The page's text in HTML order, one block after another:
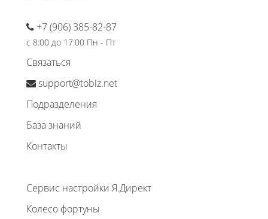
+7 (906) 385-82-87
с 8:00 до 17:00 Пн - Пт
Связаться
support@tobiz.net
Подразделения
База знаний
Контакты
Сервис настройки Я.Директ
Колесо фортуны